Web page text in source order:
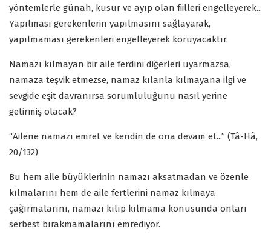
yöntemlerle günah, kusur ve ayıp olan fiilleri engelleyerek...
Yapılması gerekenlerin yapılmasını sağlayarak,
yapılmaması gerekenleri engelleyerek koruyacaktır.
Namazı kılmayan bir aile ferdini diğerleri uyarmazsa,
namaza teşvik etmezse, namaz kılanla kılmayana ilgi ve
sevgide eşit davranırsa sorumluluğunu nasıl yerine
getirmiş olacak?
“Ailene namazı emret ve kendin de ona devam et...” (Tâ-Hâ,
20/132)
Bu hem aile büyüklerinin namazı aksatmadan ve özenle
kılmalarını hem de aile fertlerini namaz kılmaya
çağırmalarını, namazı kılıp kılmama konusunda onları
serbest bırakmamalarını emrediyor.